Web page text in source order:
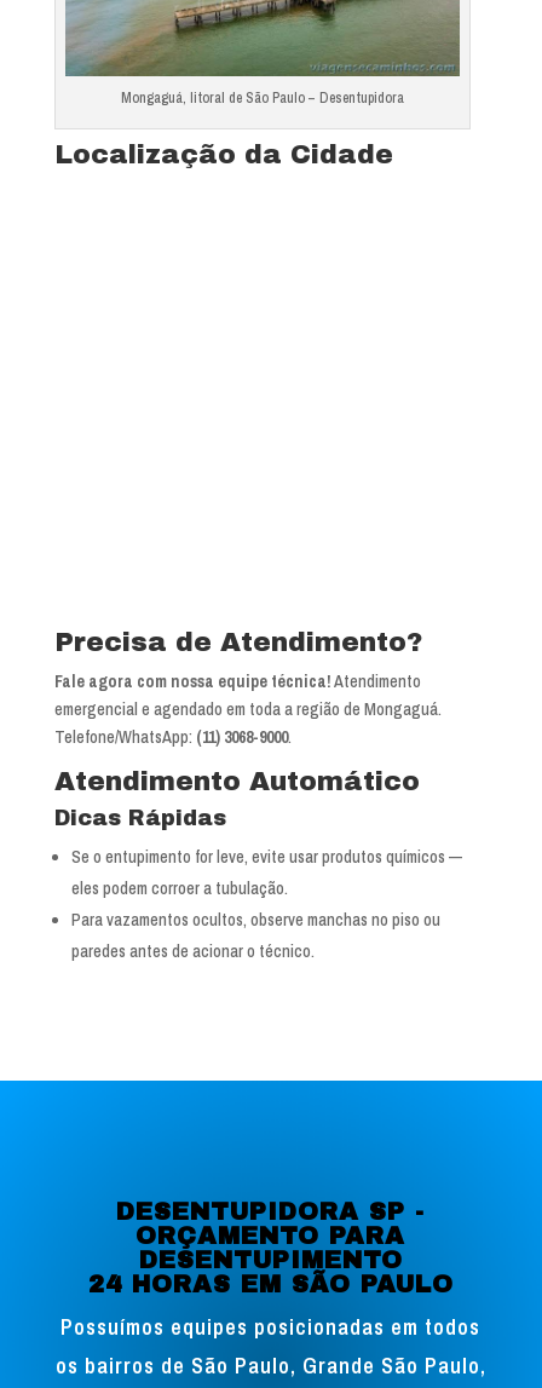
Mongaguá, litoral de São Paulo – Desentupidora
Localização da Cidade
Precisa de Atendimento?
Fale agora com nossa equipe técnica!Atendimento
emergencial e agendado em toda a região de Mongaguá.
Telefone/WhatsApp: (11) 3068-9000.
Atendimento Automático
Dicas Rápidas
Se o entupimento for leve, evite usar produtos químicos —
eles podem corroer a tubulação.
Para vazamentos ocultos, observe manchas no piso ou
paredes antes de acionar o técnico.
DESENTUPIDORA SP -
ORÇAMENTO PARA
DESENTUPIMENTO
24 HORAS EM SÃO PAULO
Possuímos equipes posicionadas em todos
os bairros de São Paulo, Grande São Paulo,